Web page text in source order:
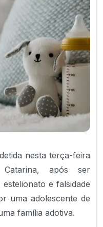
nesta terça-feira
após ser
e falsidade
uma adolescente de
família adotiva.